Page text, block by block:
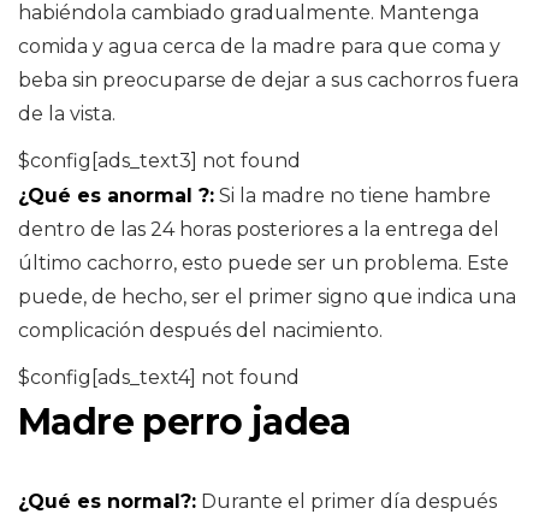
habiéndola cambiado gradualmente. Mantenga
comida y agua cerca de la madre para que coma y
beba sin preocuparse de dejar a sus cachorros fuera
de la vista.
$config[ads_text3] not found
¿Qué es anormal ?: Si la madre no tiene hambre
dentro de las 24 horas posteriores a la entrega del
último cachorro, esto puede ser un problema. Este
puede, de hecho, ser el primer signo que indica una
complicación después del nacimiento.
$config[ads_text4] not found
Madre perro jadea
¿Qué es normal?: Durante el primer día después